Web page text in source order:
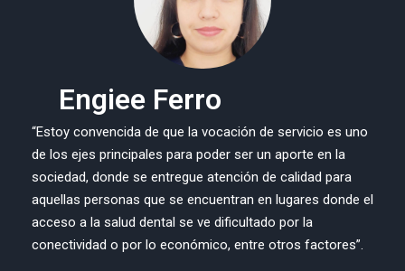
Engiee Ferro
“Estoy convencida de que la vocación de servicio es uno
de los ejes principales para poder ser un aporte en la
sociedad, donde se entregue atención de calidad para
aquellas personas que se encuentran en lugares donde el
acceso a la salud dental se ve dificultado por la
conectividad o por lo económico, entre otros factores”.